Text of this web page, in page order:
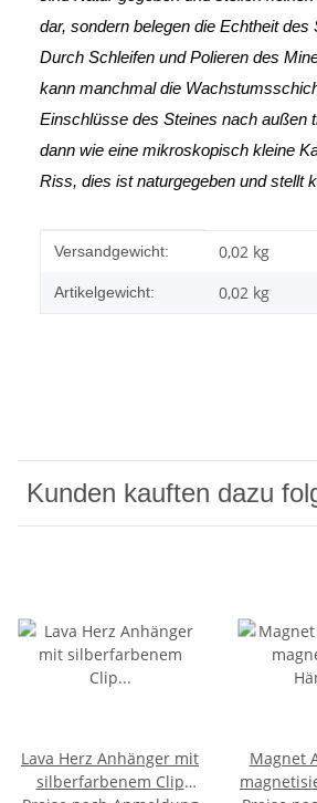
dar, sondern belegen die Echtheit des
Durch Schleifen und Polieren des
kann manchmal die
Einschlüsse des Steines nach außen
dann wie eine mikroskopisch kleine
Riss, dies ist naturgegeben und stellt
Produkteigenschaft
Wert
Versandgewicht: 0,02 kg
Artikelgewicht: 0,02 kg
Kunden kauften dazu
Lava Herz Anhänger mit
silberfarbenem Clip
Magnet